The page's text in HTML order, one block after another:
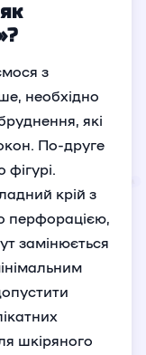
з
необхідно
які
По-друге
крій з
перфорацією,
замінюється
шкіряного